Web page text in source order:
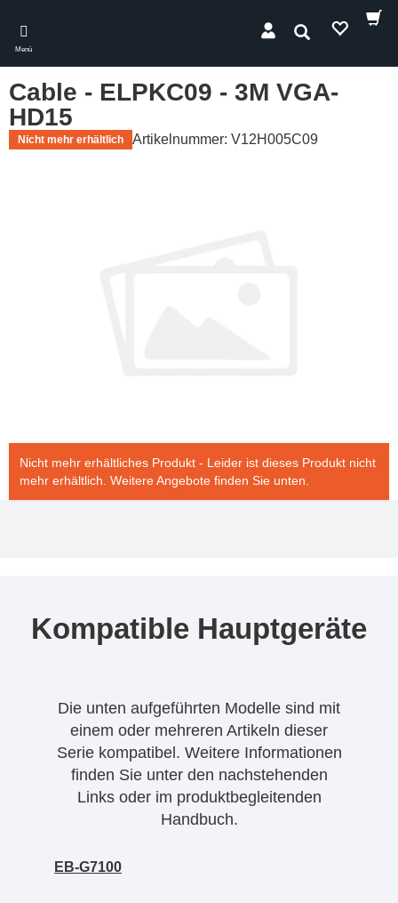
main
content
Menü
Suchen
Cable - ELPKC09 - 3M VGA-
HD15
Nicht mehr erhältlich Artikelnummer: V12H005C09
Nicht mehr erhältliches Produkt - Leider ist dieses Produkt nicht
mehr erhältlich. Weitere Angebote finden Sie unten.
Kompatible Hauptgeräte
Die unten aufgeführten Modelle sind mit
einem oder mehreren Artikeln dieser
Serie kompatibel. Weitere Informationen
finden Sie unter den nachstehenden
Links oder im produktbegleitenden
Handbuch.
EB-G7100